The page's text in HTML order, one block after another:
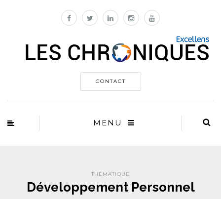
CONTACT
MENU
THÉMATIQUE
Développement Personnel